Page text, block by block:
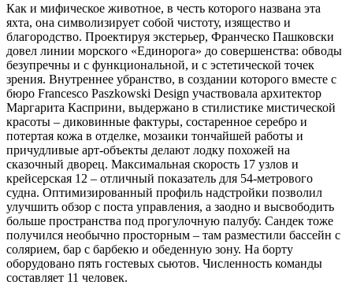
Как и мифическое животное, в честь которого названа эта
яхта, она символизирует собой чистоту, изящество и
благородство. Проектируя экстерьер, Франческо Пашковски
довел линии морского «Единорога» до совершенства: обводы
безупречны и с функциональной, и с эстетической точек
зрения. Внутреннее убранство, в создании которого вместе с
бюро Francesco Paszkowski Design участвовала архитектор
Маргарита Касприни, выдержано в стилистике мистической
красоты – диковинные фактуры, состаренное серебро и
потертая кожа в отделке, мозаики тончайшей работы и
причудливые арт-объекты делают лодку похожей на
сказочный дворец. Максимальная скорость 17 узлов и
крейсерская 12 – отличный показатель для 54-метрового
судна. Оптимизированный профиль надстройки позволил
улучшить обзор с поста управления, а заодно и высвободить
больше пространства под прогулочную палубу. Сандек тоже
получился необычно просторным – там разместили бассейн с
солярием, бар с барбекю и обеденную зону. На борту
оборудовано пять гостевых сьютов. Численность команды
составляет 11 человек.